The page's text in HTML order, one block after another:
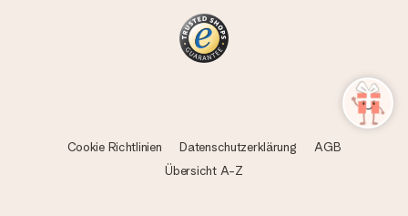
Cookie Richtlinien Datenschutzerklärung
AGB
Übersicht A-Z